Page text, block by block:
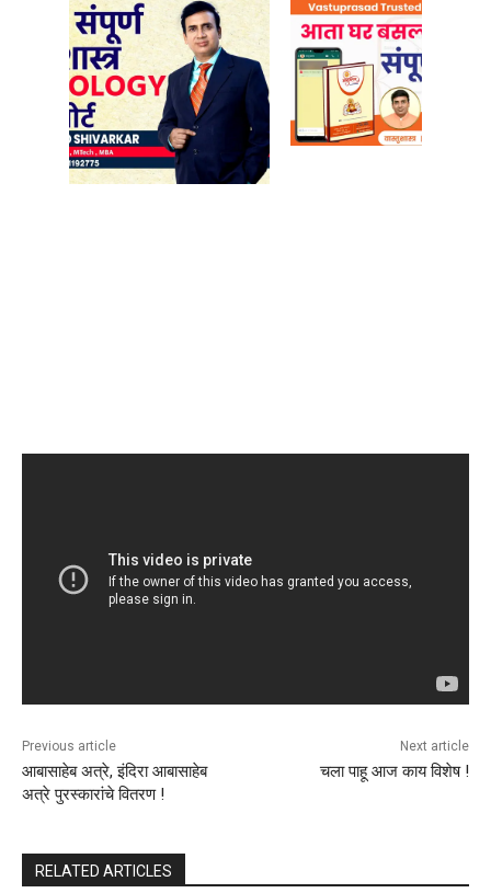
Previous article
आबासाहेब अत्रे, इंदिरा आबासाहेब
अत्रे पुरस्कारांचे वितरण !
Next article
चला पाहू आज काय विशेष !
RELATED ARTICLES